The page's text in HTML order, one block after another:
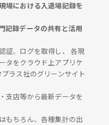
場における入退場記録を
記録データの共有と活用
証、ログを取得し、 各現
タをクラウド上アプリケ
ラス社のグリーンサイト
支店等から最新データを
もちろん、各種集計の出